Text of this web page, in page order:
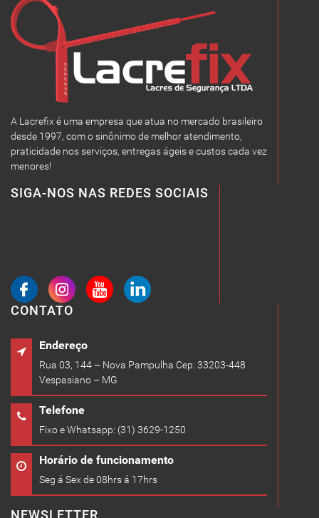
A Lacrefix é uma empresa que atua no mercado brasileiro
desde 1997, com o sinônimo de melhor atendimento,
praticidade nos serviços, entregas ágeis e custos cada vez
menores!
SIGA-NOS NAS REDES SOCIAIS
CONTATO
Endereço
Rua 03, 144 – Nova Pampulha Cep: 33203-448
Vespasiano – MG
Telefone
Fixo e Whatsapp: (31) 3629-1250
Horário de funcionamento
Seg á Sex de 08hrs á 17hrs
NEWSLETTER